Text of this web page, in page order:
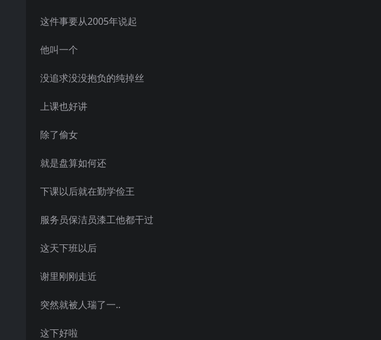
这件事要从2005年说起
他叫一个
没追求没没抱负的纯掉丝
上课也好讲
除了偷女
就是盘算如何还
下课以后就在勤学俭王
服务员保洁员漆工他都干过
这天下班以后
谢里刚刚走近
突然就被人瑞了一..
这下好啦